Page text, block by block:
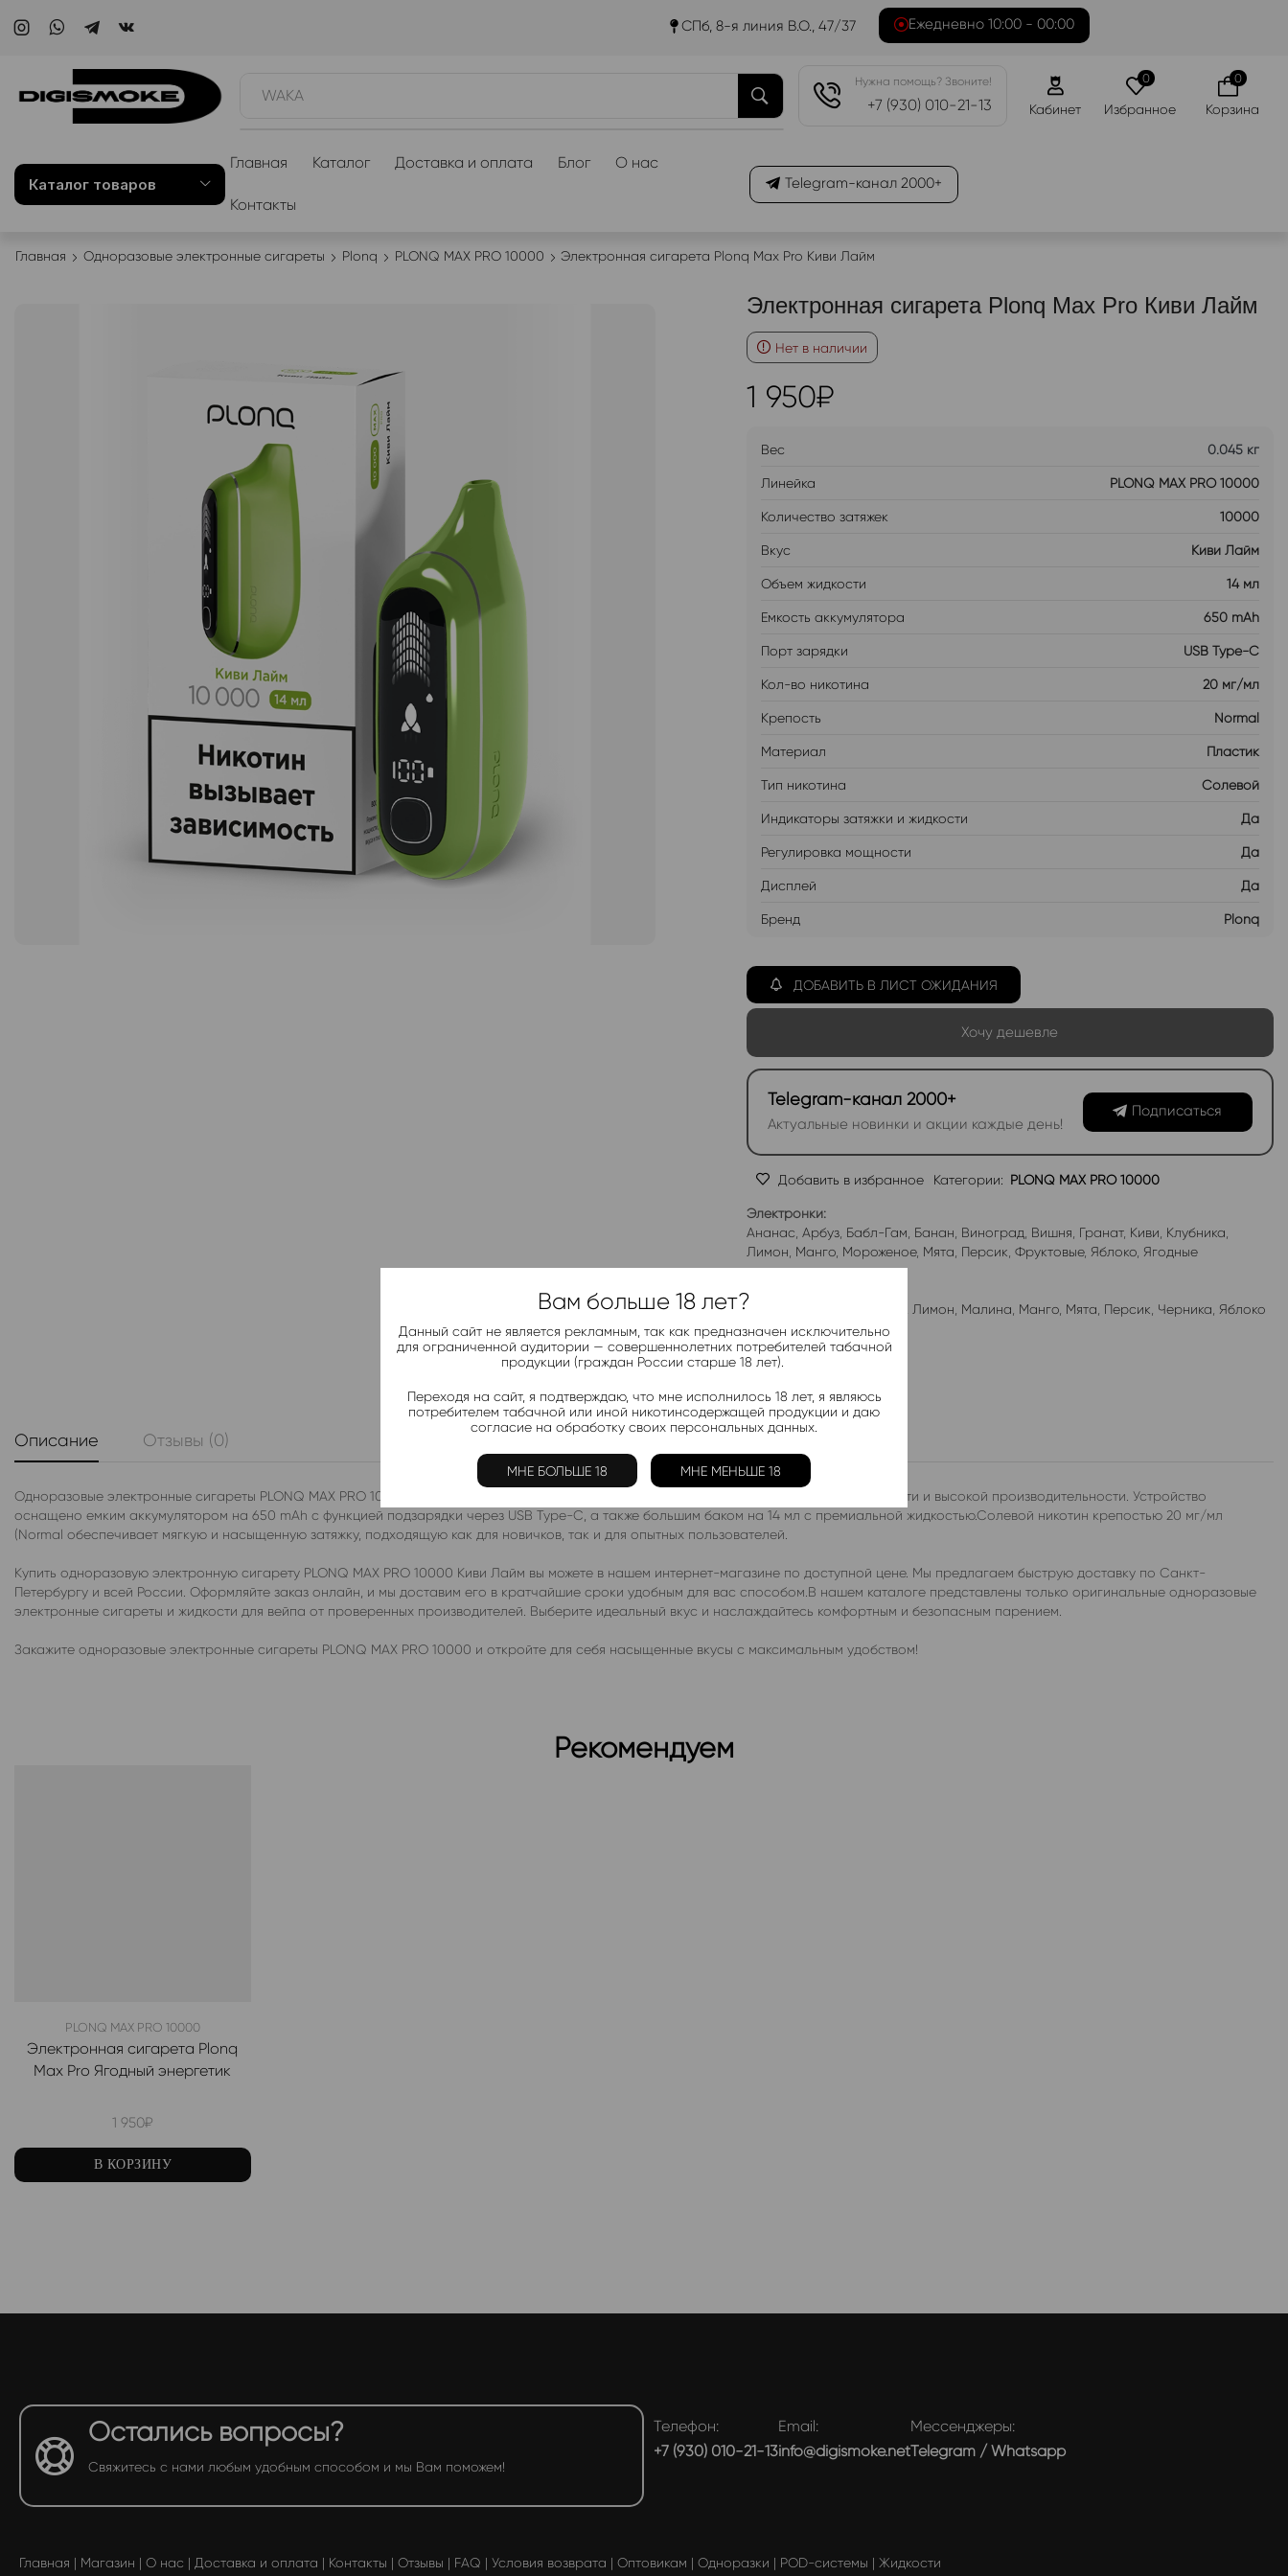
СПб, 8-я линия В.О., 47/37 Ежедневно 10:00 - 00:00
WAKA
Нужна помощь? Звоните!
+7 (930) 010-21-13 Кабинет
0
Избранное
0
Корзина
Каталог товаров
Главная Каталог Доставка и оплата Блог О нас
Контакты
Telegram-канал 2000+
Главная Одноразовые электронные сигареты Plonq PLONQ MAX PRO 10000 Электронная сигарета Plonq Max Pro Киви Лайм
Электронная сигарета Plonq Max Pro Киви Лайм
Нет в наличии
1 950₽
Вес 0.045 кг
Линейка PLONQ MAX PRO 10000
Количество затяжек 10000
Вкус Киви Лайм
Объем жидкости 14 мл
Емкость аккумулятора 650 mAh
Порт зарядки USB Type-C
Кол-во никотина 20 мг/мл
Крепость Normal
Материал Пластик
Тип никотина Солевой
Индикаторы затяжки и жидкости Да
Регулировка мощности Да
Дисплей Да
Бренд Plonq
ДОБАВИТЬ В ЛИСТ ОЖИДАНИЯ
Хочу дешевле
Telegram-канал 2000+
Актуальные новинки и акции каждые день!
Подписаться
Добавить в избранное Категории: PLONQ MAX PRO 10000
Электронки:
Ананас Арбуз, Бабл-Гам Банан Виноград Вишня Гранат, Киви Клубника
Лимон Манго, Мороженое, Мята Персик Фруктовые, Яблоко, Ягодные
Жидкости:
Лимон Малина Манго, Мята Персик Черника Яблоко
Описание Отзывы (0)
Одноразовые электронные сигареты PLONQ MAX PRO 10000 со вкусом Киви Лайм – это идеальное сочетание яркого вкуса, компактности и высокой производительности. Устройство
оснащено емким аккумулятором на 650 mAh с функцией подзарядки через USB Type-C, а также большим баком на 14 мл с премиальной жидкостью.Солевой никотин крепостью 20 мг/мл
(Normal обеспечивает мягкую и насыщенную затяжку, подходящую как для новичков, так и для опытных пользователей.
Купить одноразовую электронную сигарету PLONQ MAX PRO 10000 Киви Лайм вы можете в нашем интернет-магазине по доступной цене. Мы предлагаем быструю доставку по Санкт-
Петербургу и всей России. Оформляйте заказ онлайн, и мы доставим его в кратчайшие сроки удобным для вас способом.В нашем каталоге представлены только оригинальные одноразовые
электронные сигареты и жидкости для вейпа от проверенных производителей. Выберите идеальный вкус и наслаждайтесь комфортным и безопасным парением.
Закажите одноразовые электронные сигареты PLONQ MAX PRO 10000 и откройте для себя насыщенные вкусы с максимальным удобством!
Рекомендуем
PLONQ MAX PRO 10000
Электронная сигарета Plonq
Max Pro Ягодный энергетик
1 950₽
В КОРЗИНУ
Остались вопросы?
Свяжитесь с нами любым удобным способом и мы Вам поможем!
Телефон:
+7 (930) 010-21-13
Email:
info@digismoke.net
Мессенджеры:
Telegram / Whatsapp
Главная | Магазин | О нас | Доставка и оплата | Контакты | Отзывы | FAQ | Условия возврата | Оптовикам | Одноразки | POD-системы | Жидкости
Вам больше 18 лет?
Данный сайт не является рекламным, так как предназначен исключительно
для ограниченной аудитории — совершеннолетних потребителей табачной
продукции (граждан России старше 18 лет).
Переходя на сайт, я подтверждаю, что мне исполнилось 18 лет, я являюсь
потребителем табачной или иной никотинсодержащей продукции и даю
согласие на обработку своих персональных данных.
МНЕ БОЛЬШЕ 18 МНЕ МЕНЬШЕ 18